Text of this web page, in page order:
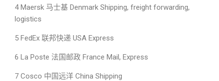
4 Maersk 马士基 Denmark Shipping, freight forwarding,
logistics
5 FedEx 联邦快递 USA Express
6 La Poste 法国邮政 France Mail, Express
7 Cosco 中国远洋 China Shipping